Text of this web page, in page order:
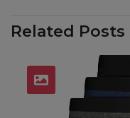
Related Posts